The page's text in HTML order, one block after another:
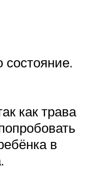
как трава
в